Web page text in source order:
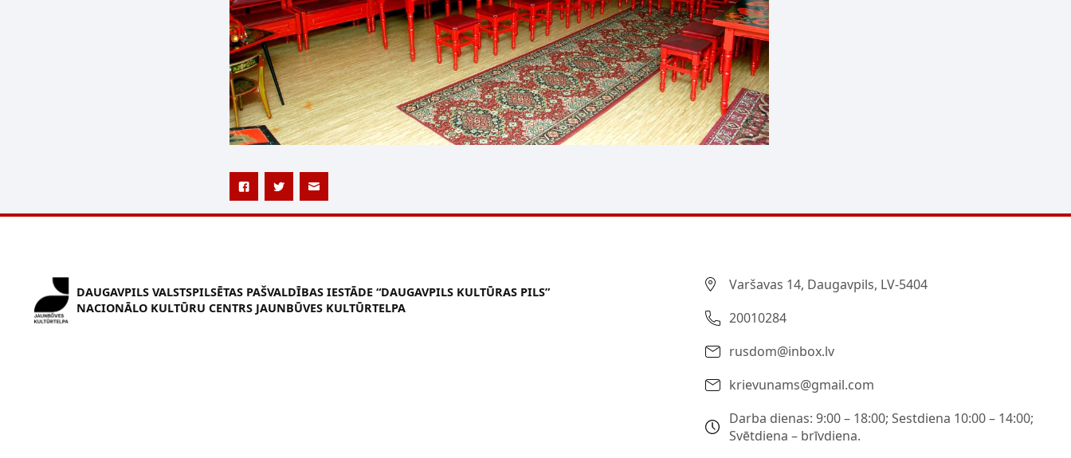
DAUGAVPILS VALSTSPILSĒTAS PAŠVALDĪBAS IESTĀDE “DAUGAVPILS KULTŪRAS PILS”
NACIONĀLO KULTŪRU CENTRS JAUNBŪVES KULTŪRTELPA
Varšavas 14, Daugavpils, LV-5404
20010284
rusdom@inbox.lv
krievunams@gmail.com
Darba dienas: 9:00 – 18:00; Sestdiena 10:00 – 14:00;
Svētdiena – brīvdiena.